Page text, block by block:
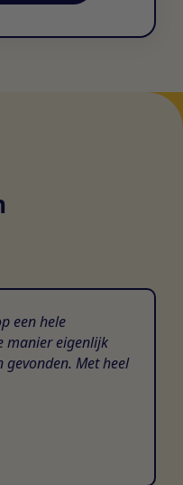
een hele
manier eigenlijk
gevonden. Met heel